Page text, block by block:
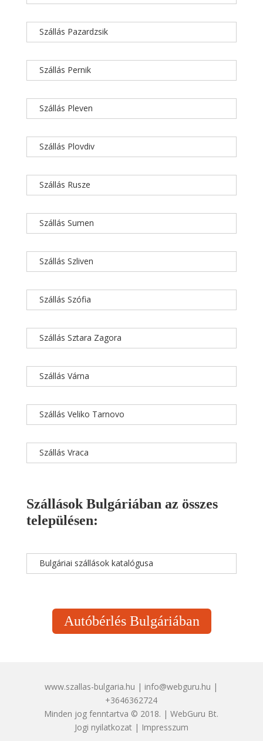
Szállás Pazardzsik
Szállás Pernik
Szállás Pleven
Szállás Plovdiv
Szállás Rusze
Szállás Sumen
Szállás Szliven
Szállás Szófia
Szállás Sztara Zagora
Szállás Várna
Szállás Veliko Tarnovo
Szállás Vraca
Szállások Bulgáriában az összes
településen:
Bulgáriai szállások katalógusa
Autóbérlés Bulgáriában
www.szallas-bulgaria.hu | info@webguru.hu |
+3646362724
Minden jog fenntartva © 2018. | WebGuru Bt.
Jogi nyilatkozat| Impresszum